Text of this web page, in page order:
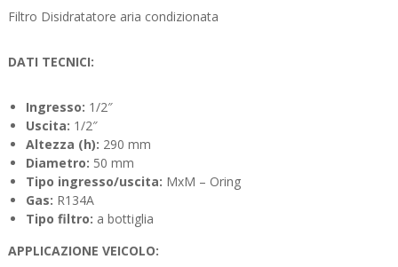
Filtro Disidratatore aria condizionata
DATI TECNICI:
Ingresso: 1/2″
Uscita: 1/2″
Altezza (h): 290 mm
Diametro: 50 mm
Tipo ingresso/uscita: MxM – Oring
Gas: R134A
Tipo filtro: a bottiglia
APPLICAZIONE VEICOLO: